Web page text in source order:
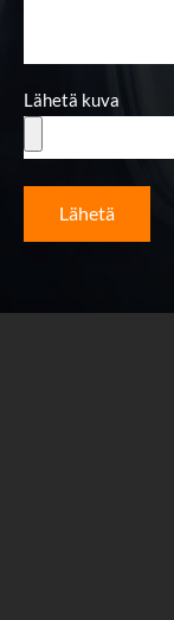
Lähetä kuva
Lähetä